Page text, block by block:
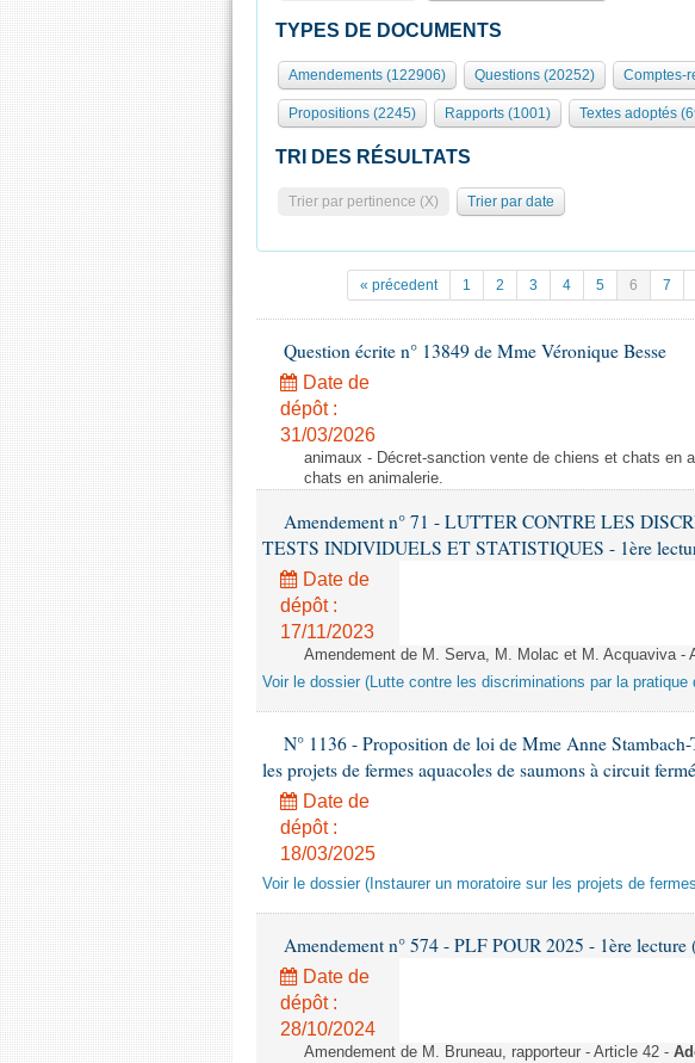
TYPES DE DOCUMENTS
Amendements (122906) Questions (20252) Comptes-
Propositions (2245) Rapports (1001) Textes adoptés
TRI DES RÉSULTATS
Trier par pertinence (X) Trier par date
« précedent 1 2 3 4 5 6 7
Question écrite n° 13849 de Mme Véronique Besse
Date de
dépôt :
31/03/2026
animaux - Décret-sanction vente de chiens et chats en
chats en animalerie.
Amendement n° 71 - LUTTER CONTRE LES
TESTS INDIVIDUELS ET STATISTIQUES - 1ère
Date de
dépôt :
17/11/2023
Amendement de M. Serva, M. Molac et M. Acquaviva -
Voir le dossier (Lutte contre les discriminations par la
N° 1136 - Proposition de loi de Mme Anne
les projets de fermes aquacoles de saumons à circuit fermé
Date de
dépôt :
18/03/2025
Voir le dossier (Instaurer un moratoire sur les projets de
Amendement n° 574 - PLF POUR 2025 - 1ère lecture
Date de
dépôt :
28/10/2024
Amendement de M. Bruneau, rapporteur - Article 42 -